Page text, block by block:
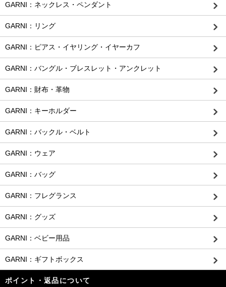
GARNI：ネックレス・ペンダント
GARNI：リング
GARNI：ピアス・イヤリング・イヤーカフ
GARNI：バングル・ブレスレット・アンクレット
GARNI：財布・革物
GARNI：キーホルダー
GARNI：バックル・ベルト
GARNI：ウェア
GARNI：バッグ
GARNI：フレグランス
GARNI：グッズ
GARNI：ベビー用品
GARNI：ギフトボックス
ポイント・返品について